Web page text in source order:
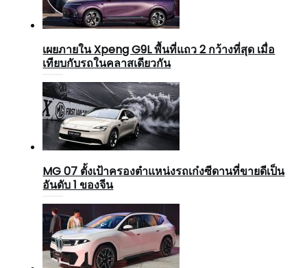
เผยภายใน Xpeng G9L พื้นที่แถว 2 กว้างที่สุด เมื่อ
เทียบกับรถในคลาสเดียวกัน
MG 07 ตั้งเป้าครองตำแหน่งรถเก๋งซีดานที่ขายดีเป็น
อันดับ 1 ของจีน